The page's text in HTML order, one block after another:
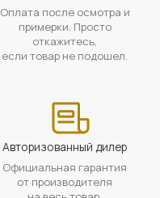
Оплата после осмотра и
примерки. Просто
откажитесь,
если товар не подошел.
Авторизованный дилер
Официальная гарантия
от производителя